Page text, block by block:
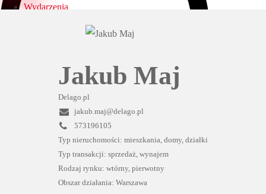
Wydarzenia
Jakub Maj
Delago.pl
jakub.maj@delago.pl
573196105
Typ nieruchomości: mieszkania, domy, działki
Typ transakcji: sprzedaż, wynajem
Rodzaj rynku: wtórny, pierwotny
Obszar działania: Warszawa